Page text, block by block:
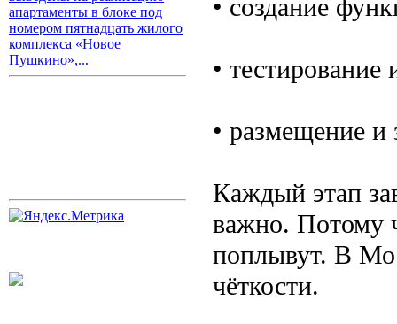
апартаменты в блоке под
номером пятнадцать жилого
комплекса «Новое
Пушкино»,...
• создание
• тестирование
• размещение и
Каждый этап
важно. Потому
поплывут. В
чёткости.